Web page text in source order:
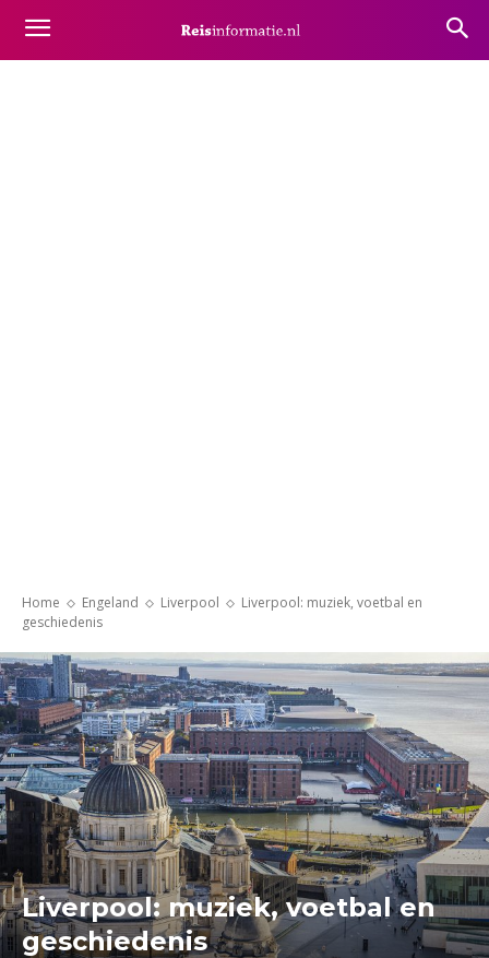
Home Engeland Liverpool
Liverpool: muziek, voetbal en
geschiedenis
Liverpool: muziek, voetbal en
geschiedenis